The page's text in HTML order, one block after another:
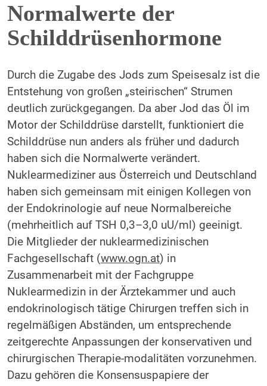
Normalwerte der
Schilddrüsenhormone
Durch die Zugabe des Jods zum Speisesalz ist die
Entstehung von großen „steirischen“ Strumen
deutlich zurückgegangen. Da aber Jod das Öl im
Motor der Schilddrüse darstellt, funktioniert die
Schilddrüse nun anders als früher und dadurch
haben sich die Normalwerte verändert.
Nuklearmediziner aus Österreich und Deutschland
haben sich gemeinsam mit einigen Kollegen von
der Endokrinologie auf neue Normalbereiche
(mehrheitlich auf TSH 0,3–3,0 uU/ml) geeinigt.
Die Mitglieder der nuklearmedizinischen
Fachgesellschaft (www.ogn.at) in
Zusammenarbeit mit der Fachgruppe
Nuklearmedizin in der Ärztekammer und auch
endokrinologisch tätige Chirurgen treffen sich in
regelmäßigen Abständen, um entsprechende
zeitgerechte Anpassungen der konservativen und
chirurgischen Therapie-modalitäten vorzunehmen.
Dazu gehören die Konsensuspapiere der